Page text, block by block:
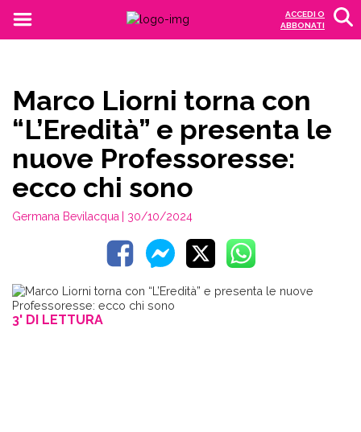
ACCEDI O
ABBONATI
Marco Liorni torna con
“L’Eredità” e presenta le
nuove Professoresse:
ecco chi sono
Germana Bevilacqua | 30/10/2024
3' DI LETTURA